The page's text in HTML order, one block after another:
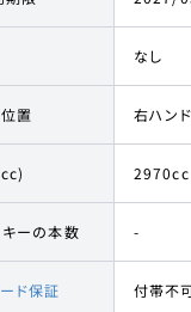
なし
置 右ハン
2970cc
ーの本数 -
ド保証 付帯不